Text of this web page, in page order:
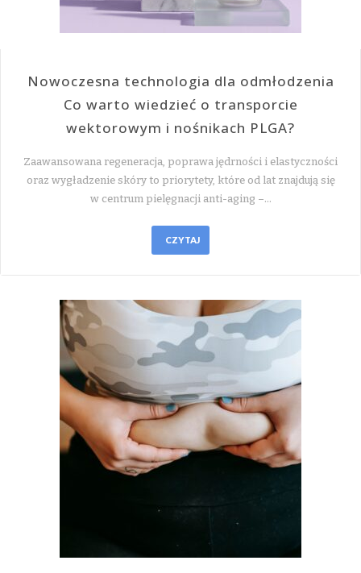
Nowoczesna technologia dla odmłodzenia
Co warto wiedzieć o transporcie
wektorowym i nośnikach PLGA?
Zaawansowana regeneracja, poprawa jędrności i elastyczności
oraz wygładzenie skóry to priorytety, które od lat znajdują się
w centrum pielęgnacji anti-aging –…
CZYTAJ